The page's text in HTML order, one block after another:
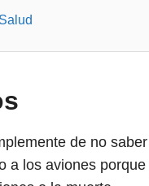
de no
a los aviones